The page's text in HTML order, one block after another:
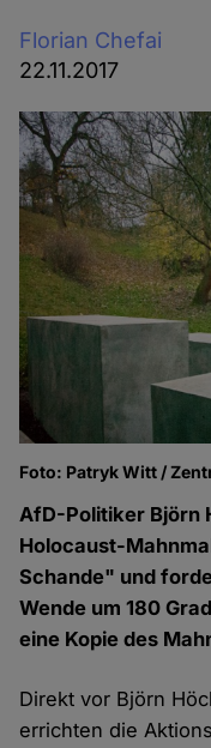
Florian Chefai
22.11.2017
Foto: Patryk Witt /
AfD-Politiker Björn
Holocaust-
Schande" und
Wende um 180
eine Kopie des
Direkt vor Björn
errichten die